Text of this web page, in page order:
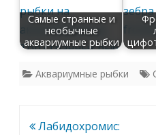
Самые странные и
необычные
аквариумные рыбки
Аквариумные рыбки
Навигация
Лабидохромис: